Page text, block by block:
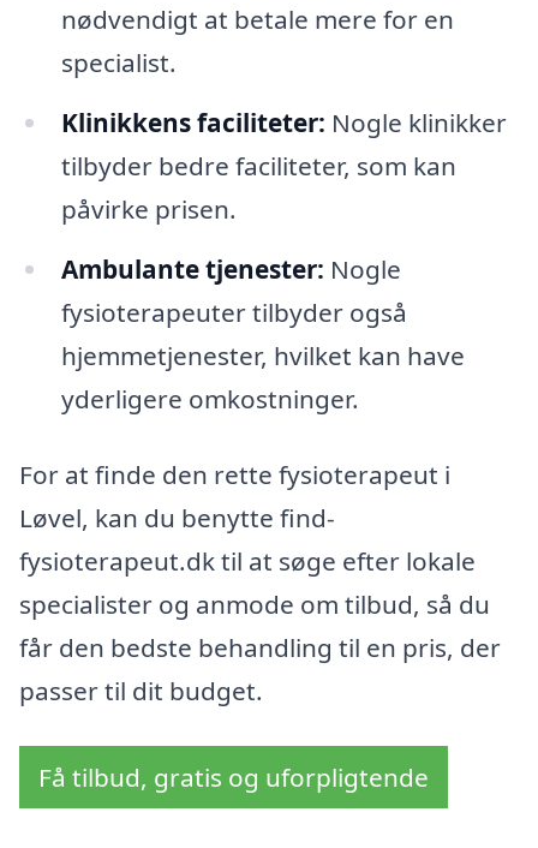
nødvendigt at betale mere for en
specialist.
Klinikkens faciliteter: Nogle klinikker
tilbyder bedre faciliteter, som kan
påvirke prisen.
Ambulante tjenester: Nogle
fysioterapeuter tilbyder også
hjemmetjenester, hvilket kan have
yderligere omkostninger.
For at finde den rette fysioterapeut i
Løvel, kan du benytte find-
fysioterapeut.dk til at søge efter lokale
specialister og anmode om tilbud, så du
får den bedste behandling til en pris, der
passer til dit budget.
Få tilbud, gratis og uforpligtende